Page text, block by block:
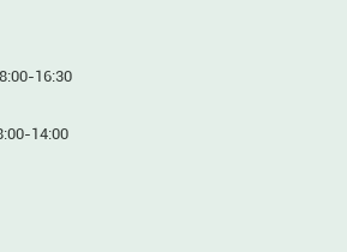
16:30
14:00